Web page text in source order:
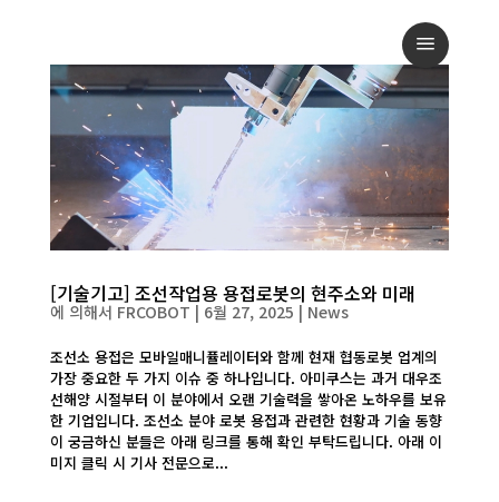
a
[기술기고] 조선작업용 용접로봇의 현주소와 미래
에 의해서 FRCOBOT | 6월 27, 2025 | News
조선소 용접은 모바일매니퓰레이터와 함께 현재 협동로봇 업계의
가장 중요한 두 가지 이슈 중 하나입니다. 아미쿠스는 과거 대우조
선해양 시절부터 이 분야에서 오랜 기술력을 쌓아온 노하우를 보유
한 기업입니다. 조선소 분야 로봇 용접과 관련한 현황과 기술 동향
이 궁금하신 분들은 아래 링크를 통해 확인 부탁드립니다. 아래 이
미지 클릭 시 기사 전문으로...